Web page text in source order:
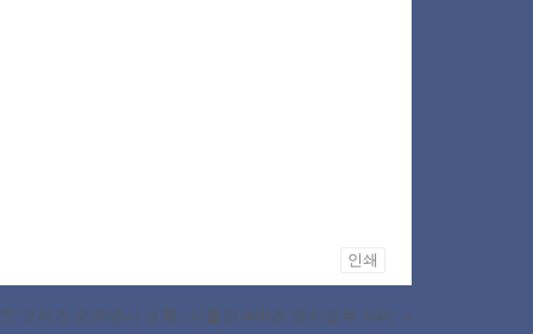
인쇄
오리건 순회영사 성황…사흘간 440건 영사업무 처리 »